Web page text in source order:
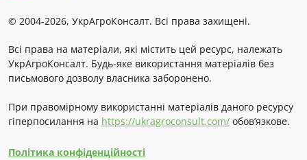
© 2004-2026, УкрАгроКонсалт. Всі права захищені.
Всі права на матеріали, які містить цей ресурс, належать
УкрАгроКонсалт. Будь-яке використання матеріалів без
письмового дозволу власника заборонено.
При правомірному використанні матеріалів даного ресурсу
гіперпосилання на https://ukragroconsult.com/ обов’язкове.
Політика конфіденційності